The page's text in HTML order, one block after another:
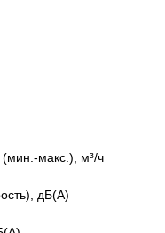
(мин.-макс.), м³/ч
дБ(А)